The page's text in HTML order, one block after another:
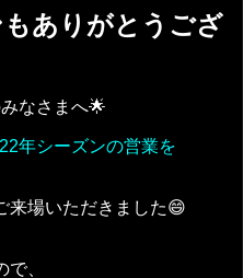
ありがとうござ
なさまへ🌟
年シーズンの営業を
来場いただきました😄
、